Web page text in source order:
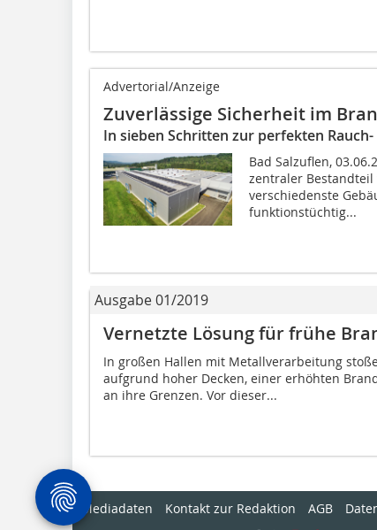
Advertorial/Anzeige
Zuverlässige Sicherheit im
In sieben Schritten zur perfekten
Bad Salzuflen,
zentraler
verschiedenste
funktionstüchtig...
Ausgabe 01/2019
Vernetzte Lösung für frühe
In großen Hallen mit Metallverarbeitung
aufgrund hoher Decken, einer erhöhten
an ihre Grenzen. Vor dieser...
Mediadaten Kontakt zur Redaktion AGB